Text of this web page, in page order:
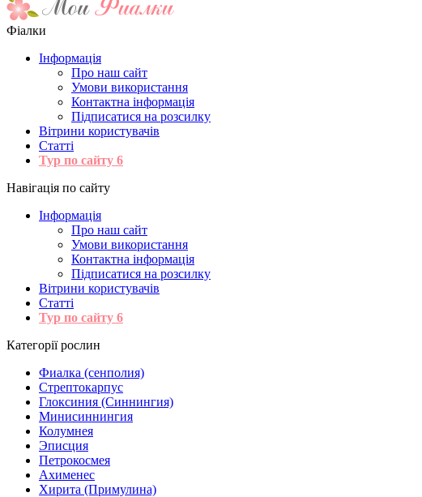
Фіалки
Інформація
Про наш сайт
Умови використання
Контактна інформація
Підписатися на розсилку
Вітрини користувачів
Статті
Тур по сайту 6
Навігація по сайту
Інформація
Про наш сайт
Умови використання
Контактна інформація
Підписатися на розсилку
Вітрини користувачів
Статті
Тур по сайту 6
Категорії рослин
Фиалка (сенполия)
Стрептокарпус
Глоксиния (Синнингия)
Минисиннингия
Колумнея
Эписция
Петрокосмея
Ахименес
Хирита (Примулина)